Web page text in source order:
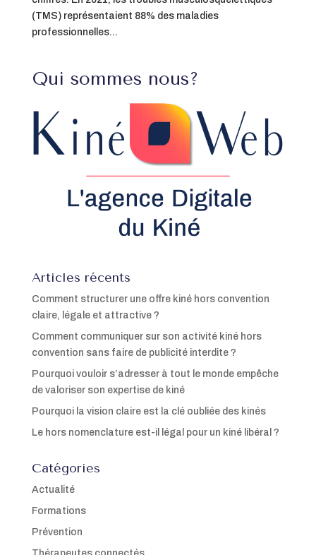
(TMS) représentaient 88% des maladies
professionnelles...
Qui sommes nous?
Articles récents
Comment structurer une offre kiné hors convention
claire, légale et attractive ?
Comment communiquer sur son activité kiné hors
convention sans faire de publicité interdite ?
Pourquoi vouloir s’adresser à tout le monde empêche
de valoriser son expertise de kiné
Pourquoi la vision claire est la clé oubliée des kinés
Le hors nomenclature est-il légal pour un kiné libéral ?
Catégories
Actualité
Formations
Prévention